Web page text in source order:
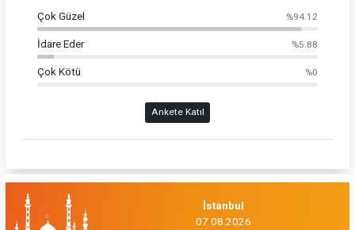
Çok Güzel %94.12
İdare Eder %5.88
Çok Kötü %0
Ankete Katıl
İstanbul
07.08.2026